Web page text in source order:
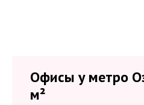
Офисы у метро
м²